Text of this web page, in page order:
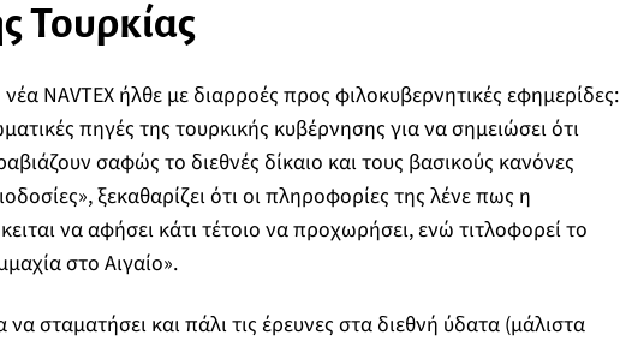
Τουρκίας
NAVTEX ήλθε με διαρροές προς φιλοκυβερνητικές εφημερίδες:
πηγές της τουρκικής κυβέρνησης για να σημειώσει ότι
σαφώς το διεθνές δίκαιο και τους βασικούς κανόνες
ξεκαθαρίζει ότι οι πληροφορίες της λένε πως η
να αφήσει κάτι τέτοιο να προχωρήσει, ενώ τιτλοφορεί το
στο Αιγαίο».
σταματήσει και πάλι τις έρευνες στα διεθνή ύδατα (μάλιστα